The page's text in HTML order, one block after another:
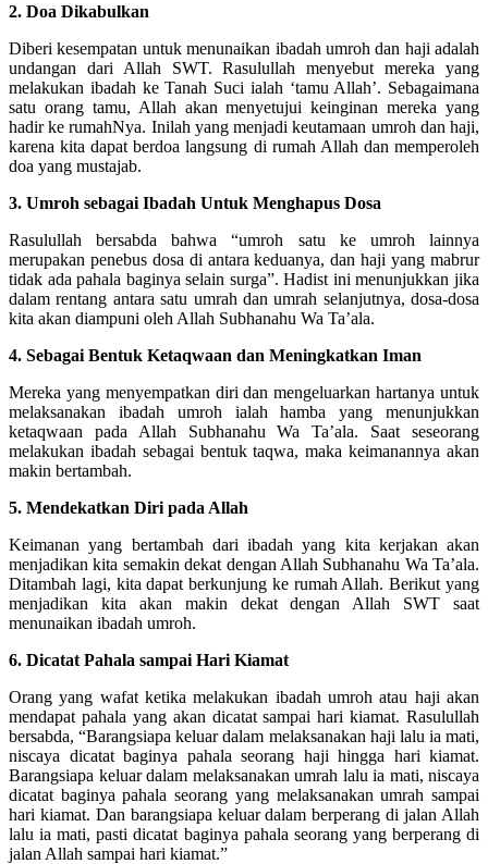
2. Doa Dikabulkan
Diberi kesempatan untuk menunaikan ibadah umroh dan haji adalah
undangan dari Allah SWT. Rasulullah menyebut mereka yang
melakukan ibadah ke Tanah Suci ialah ‘tamu Allah’. Sebagaimana
satu orang tamu, Allah akan menyetujui keinginan mereka yang
hadir ke rumahNya. Inilah yang menjadi keutamaan umroh dan haji,
karena kita dapat berdoa langsung di rumah Allah dan memperoleh
doa yang mustajab.
3. Umroh sebagai Ibadah Untuk Menghapus Dosa
Rasulullah bersabda bahwa “umroh satu ke umroh lainnya
merupakan penebus dosa di antara keduanya, dan haji yang mabrur
tidak ada pahala baginya selain surga”. Hadist ini menunjukkan jika
dalam rentang antara satu umrah dan umrah selanjutnya, dosa-dosa
kita akan diampuni oleh Allah Subhanahu Wa Ta’ala.
4. Sebagai Bentuk Ketaqwaan dan Meningkatkan Iman
Mereka yang menyempatkan diri dan mengeluarkan hartanya untuk
melaksanakan ibadah umroh ialah hamba yang menunjukkan
ketaqwaan pada Allah Subhanahu Wa Ta’ala. Saat seseorang
melakukan ibadah sebagai bentuk taqwa, maka keimanannya akan
makin bertambah.
5. Mendekatkan Diri pada Allah
Keimanan yang bertambah dari ibadah yang kita kerjakan akan
menjadikan kita semakin dekat dengan Allah Subhanahu Wa Ta’ala.
Ditambah lagi, kita dapat berkunjung ke rumah Allah. Berikut yang
menjadikan kita akan makin dekat dengan Allah SWT saat
menunaikan ibadah umroh.
6. Dicatat Pahala sampai Hari Kiamat
Orang yang wafat ketika melakukan ibadah umroh atau haji akan
mendapat pahala yang akan dicatat sampai hari kiamat. Rasulullah
bersabda, “Barangsiapa keluar dalam melaksanakan haji lalu ia mati,
niscaya dicatat baginya pahala seorang haji hingga hari kiamat.
Barangsiapa keluar dalam melaksanakan umrah lalu ia mati, niscaya
dicatat baginya pahala seorang yang melaksanakan umrah sampai
hari kiamat. Dan barangsiapa keluar dalam berperang di jalan Allah
lalu ia mati, pasti dicatat baginya pahala seorang yang berperang di
jalan Allah sampai hari kiamat.”